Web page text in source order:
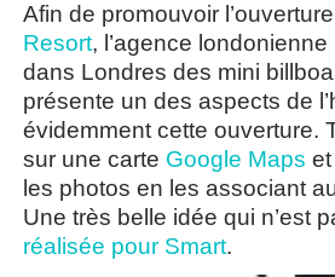
Afin de promouvoir
Resort, l’agence londonienne
dans Londres des mini
présente un des aspects de
évidemment cette ouverture.
sur une carte Google Maps
les photos en les associant
Une très belle idée qui n’est
réalisée pour Smart.